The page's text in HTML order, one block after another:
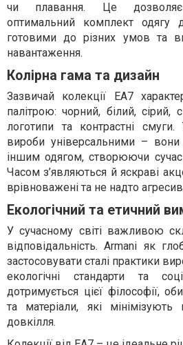
чи плавання. Це
оптимальний комплект одягу
готовими до різних умов та
навантаження.
Колірна гама та дизайн
Зазвичай колекції EA7
палітрою: чорний, білий, сірий,
логотипи та контрастні смуги.
вироби універсальними –
іншим одягом, створюючи
Часом з’являються й яскраві
врівноважені та не надто
Екологічний та етичний
У сучасному світі важливою
відповідальність. Armani як
застосовувати сталі практики
екологічні стандарти та
дотримується цієї філософії,
та матеріали, які
довкілля.